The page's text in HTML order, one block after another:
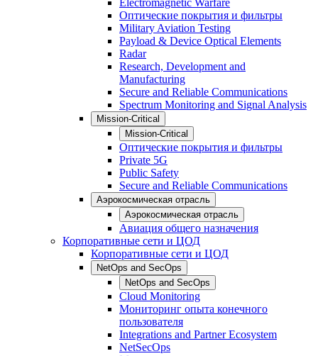
Electromagnetic Warfare
Оптические покрытия и фильтры
Military Aviation Testing
Payload & Device Optical Elements
Radar
Research, Development and
Manufacturing
Secure and Reliable Communications
Spectrum Monitoring and Signal Analysis
Mission-Critical
Mission-Critical
Оптические покрытия и фильтры
Private 5G
Public Safety
Secure and Reliable Communications
Аэрокосмическая отрасль
Аэрокосмическая отрасль
Авиация общего назначения
Корпоративные сети и ЦОД
Корпоративные сети и ЦОД
NetOps and SecOps
NetOps and SecOps
Cloud Monitoring
Мониторинг опыта конечного
пользователя
Integrations and Partner Ecosystem
NetSecOps